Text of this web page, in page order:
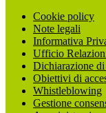
Cookie policy
Note legali
Informativa
Ufficio
Dichiarazione di
Obiettivi di
Whistleblowing
Gestione